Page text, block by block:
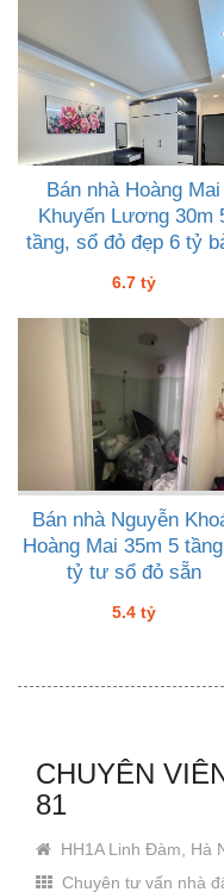
Bán nhà Hoàng Mai
Khuyến Lương 30m
tầng, sổ đỏ đẹp 6 tỷ
6.7 tỷ
Bán nhà Nguyễn
Hoàng Mai 35m 5
tỷ tư sổ đỏ sẵn
5.4 tỷ
CHUYÊN
81
HH1A Linh Đàm, Hà
Chuyên tư vấn nhà